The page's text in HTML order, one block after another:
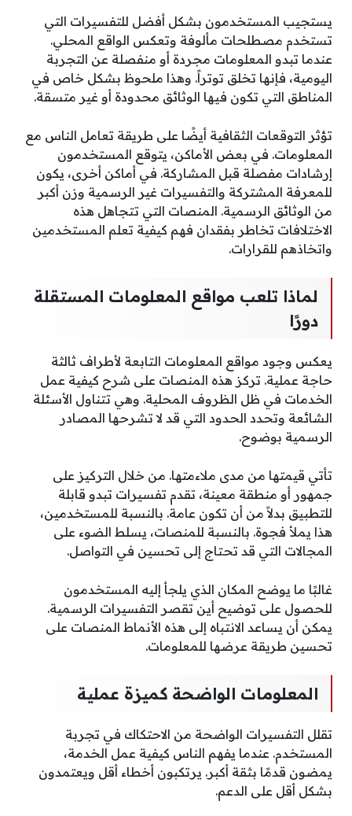
يستجيب المستخدمون بشكل أفضل للتفسيرات التي
تستخدم مصطلحات مألوفة وتعكس الواقع المحلي.
عندما تبدو المعلومات مجردة أو منفصلة عن التجربة
اليومية، فإنها تخلق توتراً. وهذا ملحوظ بشكل خاص في
المناطق التي تكون فيها الوثائق محدودة أو غير متسقة.
تؤثر التوقعات الثقافية أيضًا على طريقة تعامل الناس مع
المعلومات. في بعض الأماكن، يتوقع المستخدمون
إرشادات مفصلة قبل المشاركة. في أماكن أخرى، يكون
للمعرفة المشتركة والتفسيرات غير الرسمية وزن أكبر
من الوثائق الرسمية. المنصات التي تتجاهل هذه
الاختلافات تخاطر بفقدان فهم كيفية تعلم المستخدمين
واتخاذهم للقرارات.
لماذا تلعب مواقع المعلومات المستقلة
دورًا
يعكس وجود مواقع المعلومات التابعة لأطراف ثالثة
حاجة عملية. تركز هذه المنصات على شرح كيفية عمل
الخدمات في ظل الظروف المحلية. وهي تتناول الأسئلة
الشائعة وتحدد الحدود التي قد لا تشرحها المصادر
الرسمية بوضوح.
تأتي قيمتها من مدى ملاءمتها. من خلال التركيز على
جمهور أو منطقة معينة، تقدم تفسيرات تبدو قابلة
للتطبيق بدلاً من أن تكون عامة. بالنسبة للمستخدمين،
هذا يملأ فجوة. بالنسبة للمنصات، يسلط الضوء على
المجالات التي قد تحتاج إلى تحسين في التواصل.
غالبًا ما يوضح المكان الذي يلجأ إليه المستخدمون
للحصول على توضيح أين تقصر التفسيرات الرسمية.
يمكن أن يساعد الانتباه إلى هذه الأنماط المنصات على
تحسين طريقة عرضها للمعلومات.
المعلومات الواضحة كميزة عملية
تقلل التفسيرات الواضحة من الاحتكاك في تجربة
المستخدم. عندما يفهم الناس كيفية عمل الخدمة،
يمضون قدمًا بثقة أكبر. يرتكبون أخطاء أقل ويعتمدون
بشكل أقل على الدعم.